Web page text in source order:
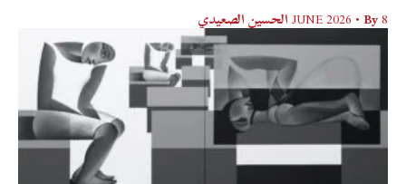
8 JUNE 2026
• By الحسين الصعيدي